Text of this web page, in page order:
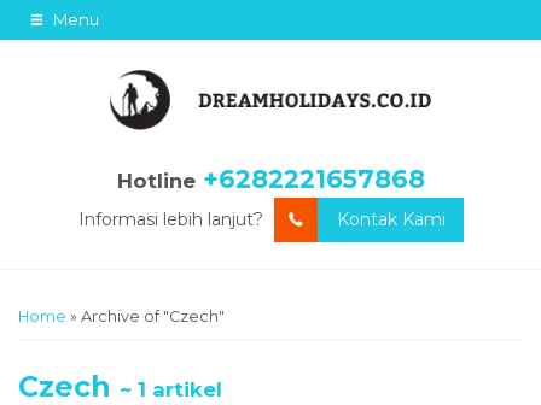
Menu
Hotline +6282221657868
Informasi lebih lanjut? Kontak Kami
Home » Archive of "Czech"
Czech ~ 1 artikel